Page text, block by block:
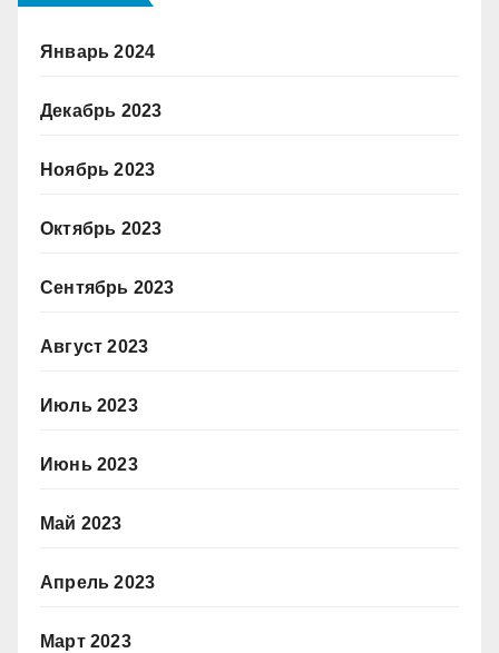
Январь 2024
Декабрь 2023
Ноябрь 2023
Октябрь 2023
Сентябрь 2023
Август 2023
Июль 2023
Июнь 2023
Май 2023
Апрель 2023
Март 2023